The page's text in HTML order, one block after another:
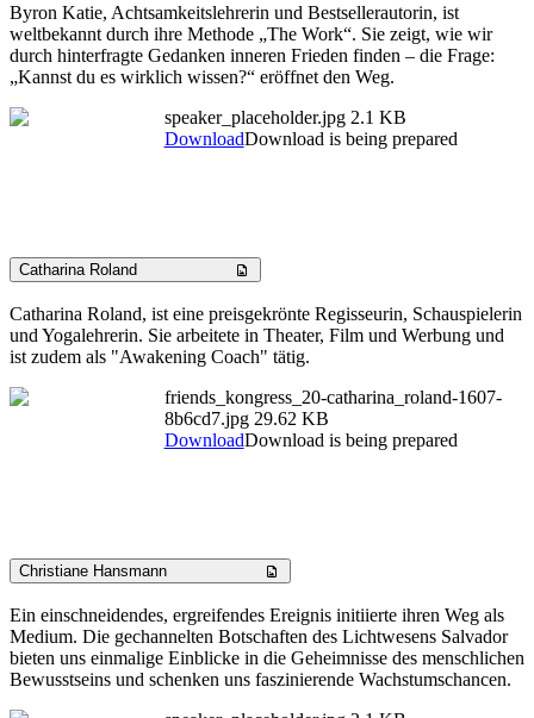
Byron Katie, Achtsamkeitslehrerin und Bestsellerautorin, ist
weltbekannt durch ihre Methode „The Work“. Sie zeigt, wie wir
durch hinterfragte Gedanken inneren Frieden finden – die Frage:
„Kannst du es wirklich wissen?“ eröffnet den Weg.
speaker_placeholder.jpg 2.1 KB
DownloadDownload is being prepared
Catharina Roland
Catharina Roland, ist eine preisgekrönte Regisseurin, Schauspielerin
und Yogalehrerin. Sie arbeitete in Theater, Film und Werbung und
ist zudem als "Awakening Coach" tätig.
friends_kongress_20-catharina_roland-1607-
8b6cd7.jpg 29.62 KB
DownloadDownload is being prepared
Christiane Hansmann
Ein einschneidendes, ergreifendes Ereignis initiierte ihren Weg als
Medium. Die gechannelten Botschaften des Lichtwesens Salvador
bieten uns einmalige Einblicke in die Geheimnisse des menschlichen
Bewusstseins und schenken uns faszinierende Wachstumschancen.